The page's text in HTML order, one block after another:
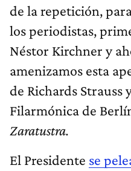
de la repetición,
los periodistas,
Néstor Kirchner y
amenizamos esta
de Richards Strauss
Filarmónica de
Zaratustra.
El Presidente se